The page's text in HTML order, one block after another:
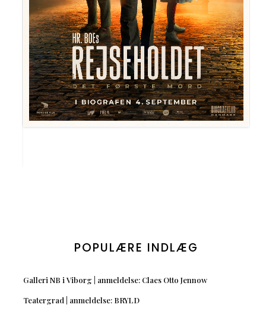
POPULÆRE INDLÆG
Galleri NB i Viborg | anmeldelse: Claes Otto Jennow
Teatergrad | anmeldelse: BRYLD